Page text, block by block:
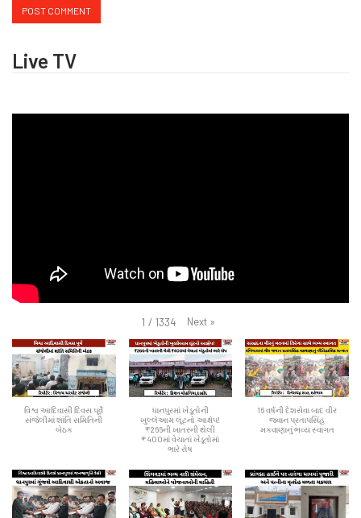
Live TV
1 / 1334 Next »
વિશ્વ આદિવાસી દિવસ પૂર્વે
સંજેલીમાં શાંતિ સમિતિની
બેઠક
ધાનપુરમાં ખેડૂતોની
ખુલ્લેઆમ લૂંટનો આક્ષેપ!
₹266ની ખાતરની થેલી
₹400માં વેચાતાં ખેડૂતોમાં
ભારે રોષ
16 વર્ષની દેશસેવા બાદ વીર
જવાન પ્રતાપસિંહ
મકવાણાનું ભવ્ય સ્વાગત